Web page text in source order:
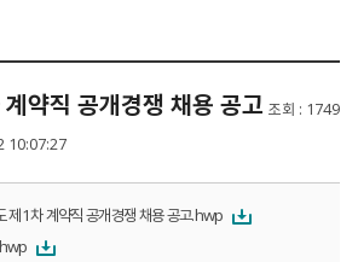
약직 공개경쟁 채용 공고 조회
1749
10:07:27
1차 계약직 공개경쟁 채용 공고.hwp